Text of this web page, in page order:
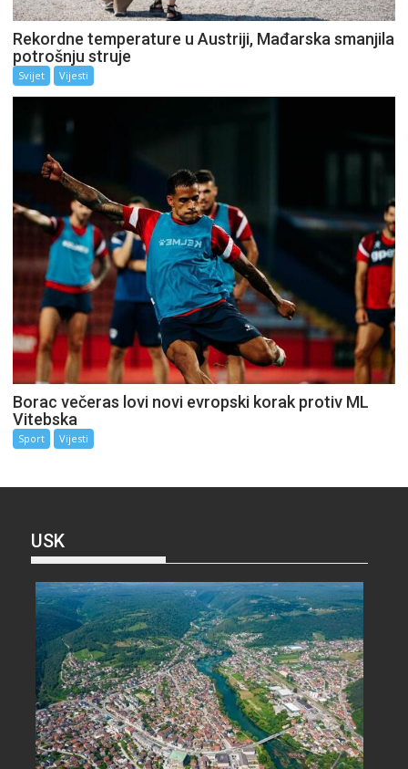
Rekordne temperature u Austriji, Mađarska smanjila
potrošnju struje
Svijet Vijesti
Borac večeras lovi novi evropski korak protiv ML
Vitebska
Sport Vijesti
USK